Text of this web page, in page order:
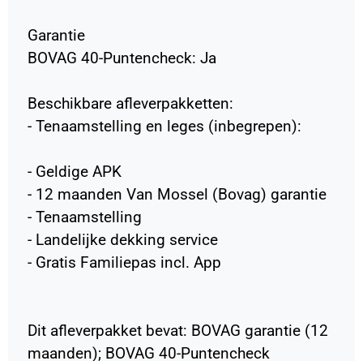
Garantie
BOVAG 40-Puntencheck: Ja
Beschikbare afleverpakketten:
- Tenaamstelling en leges (inbegrepen):
- Geldige APK
- 12 maanden Van Mossel (Bovag) garantie
- Tenaamstelling
- Landelijke dekking service
- Gratis Familiepas incl. App
Dit afleverpakket bevat: BOVAG garantie (12
maanden); BOVAG 40-Puntencheck